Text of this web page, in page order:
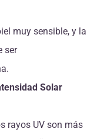
muy sensible, y la
ser
Solar
rayos UV son más